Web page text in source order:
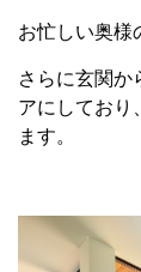
お忙しい奥様
さらに玄関か
アにしており
ます。